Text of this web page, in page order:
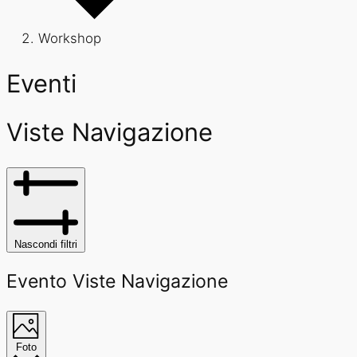
Workshop
Eventi
Viste Navigazione
Nascondi filtri
Evento Viste Navigazione
Foto